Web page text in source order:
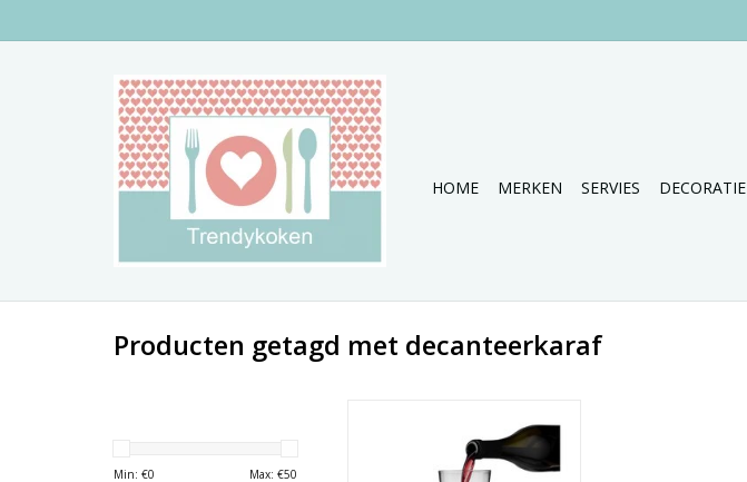
HOME MERKEN SERVIES DECORATIE
Producten getagd met decanteerkaraf
Min: €0 Max: €50
In deze mooie karaf van Menu
design kun je zowel water als wijn